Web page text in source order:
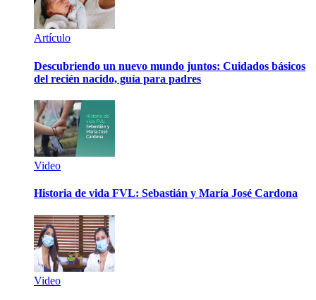
Artículo
Descubriendo un nuevo mundo juntos: Cuidados básicos
del recién nacido, guía para padres
Video
Historia de vida FVL: Sebastián y María José Cardona
Video